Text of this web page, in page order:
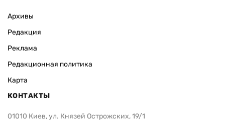
Архивы
Редакция
Реклама
Редакционная политика
Карта
КОНТАКТЫ
01010 Киев, ул. Князей Острожских, 19/1